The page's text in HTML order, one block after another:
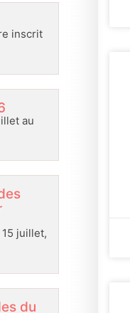
inscrit
au
juillet,
du